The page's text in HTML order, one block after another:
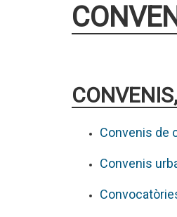
Convenis de
Convenis